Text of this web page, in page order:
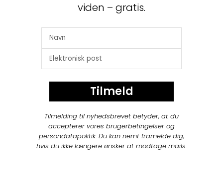
viden – gratis.
Tilmeld
Tilmelding til nyhedsbrevet betyder, at du
accepterer vores brugerbetingelser og
persondatapolitik. Du kan nemt framelde dig,
hvis du ikke længere ønsker at modtage mails.